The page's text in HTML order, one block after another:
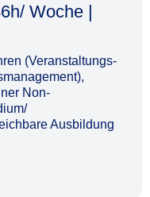
Woche |
(Veranstaltungs-
Non-
Ausbildung